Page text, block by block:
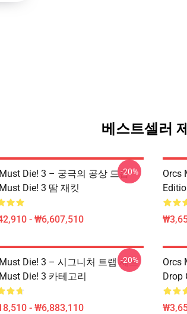
베스트셀러
Die! 3 – 궁극의 공상 드롭
Die! 3 땀 재킷
- ₩6,607,510
-20%
Orcs
Die! 3 – 시그니처 트랩 세트
Die! 3 카테고리
- ₩6,883,110
-20%
Orcs
Drop